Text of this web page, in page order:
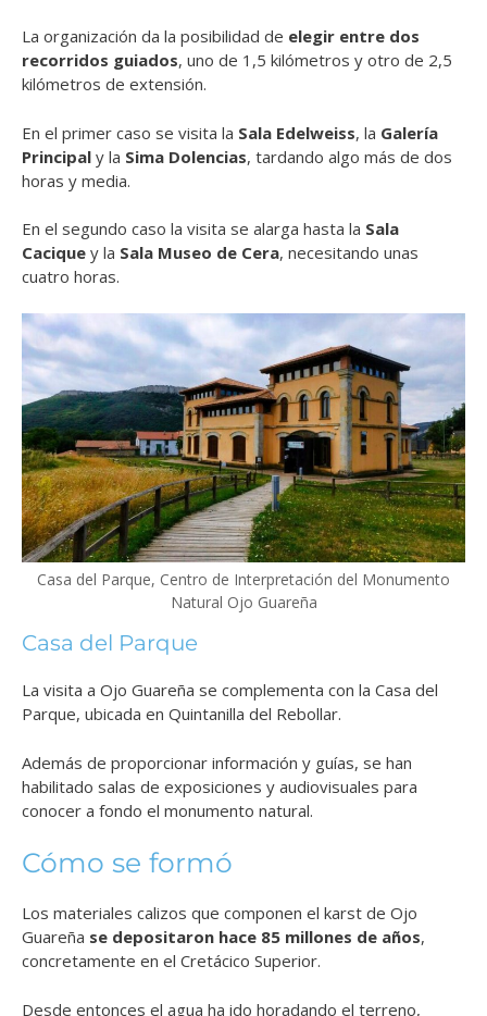
La organización da la posibilidad de elegir entre dos
recorridos guiados, uno de 1,5 kilómetros y otro de 2,5
kilómetros de extensión.
En el primer caso se visita la Sala Edelweiss, la Galería
Principal y la Sima Dolencias, tardando algo más de dos
horas y media.
En el segundo caso la visita se alarga hasta la Sala
Cacique y la Sala Museo de Cera, necesitando unas
cuatro horas.
Casa del Parque, Centro de Interpretación del Monumento
Natural Ojo Guareña
Casa del Parque
La visita a Ojo Guareña se complementa con la Casa del
Parque, ubicada en Quintanilla del Rebollar.
Además de proporcionar información y guías, se han
habilitado salas de exposiciones y audiovisuales para
conocer a fondo el monumento natural.
Cómo se formó
Los materiales calizos que componen el karst de Ojo
Guareña se depositaron hace 85 millones de años,
concretamente en el Cretácico Superior.
Desde entonces el agua ha ido horadando el terreno,